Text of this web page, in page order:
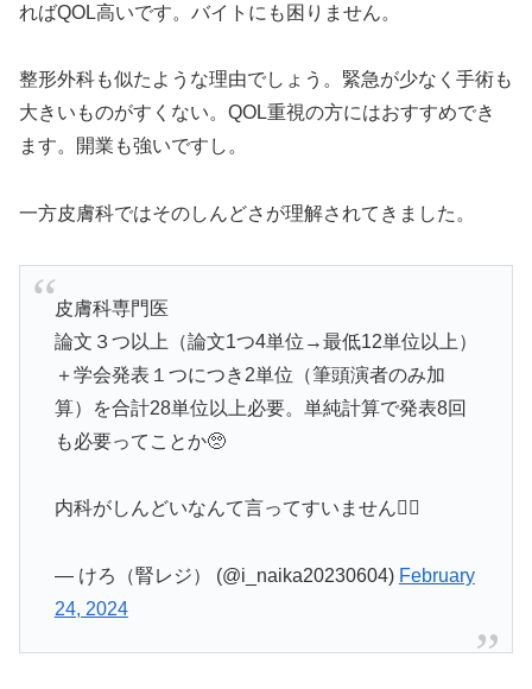
ればQOL高いです。バイトにも困りません。
整形外科も似たような理由でしょう。緊急が少なく手術も
大きいものがすくない。QOL重視の方にはおすすめでき
ます。開業も強いですし。
一方皮膚科ではそのしんどさが理解されてきました。
皮膚科専門医
論文３つ以上（論文1つ4単位→最低12単位以上）
＋学会発表１つにつき2単位（筆頭演者のみ加
算）を合計28単位以上必要。単純計算で発表8回
も必要ってことか🥺
内科がしんどいなんて言ってすいません🙇‍♂️
— けろ（腎レジ） (@i_naika20230604) February
24, 2024